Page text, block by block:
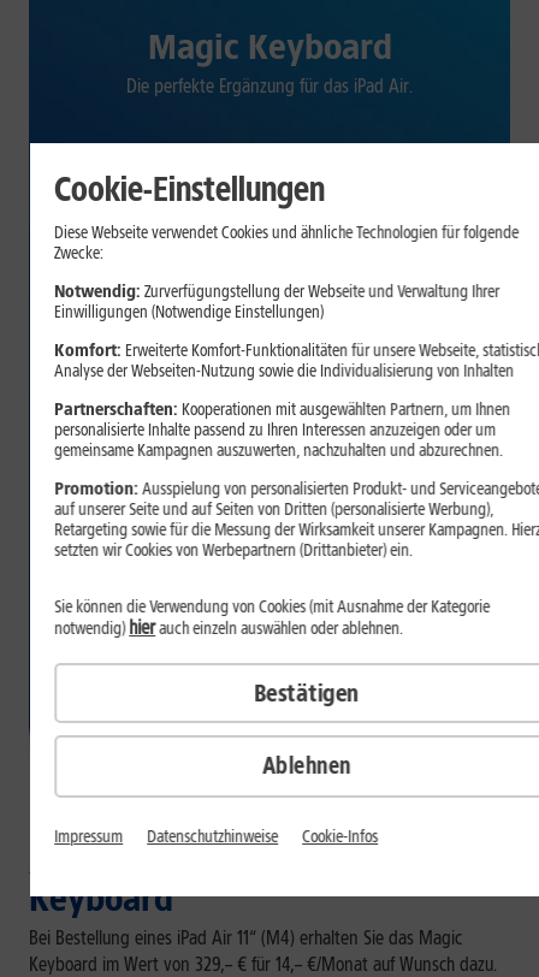
Magic Keyboard
Die perfekte Ergänzung für das iPad Air.
Keyboard
Bei Bestellung eines iPad Air 11“ (M4) erhalten Sie das Magic
Keyboard im Wert von 329,– € für 14,– €/Monat auf Wunsch dazu.
Cookie-Einstellungen
Diese Webseite verwendet Cookies und ähnliche Technologien für folgende
Zwecke:
Notwendig: Zurverfügungstellung der Webseite und Verwaltung Ihrer
Einwilligungen (Notwendige Einstellungen)
Komfort: Erweiterte Komfort-Funktionalitäten für unsere Webseite,
Analyse der Webseiten-Nutzung sowie die Individualisierung von Inhalten
Partnerschaften: Kooperationen mit ausgewählten Partnern, um Ihnen
personalisierte Inhalte passend zu Ihren Interessen anzuzeigen oder um
gemeinsame Kampagnen auszuwerten, nachzuhalten und abzurechnen.
Promotion:Ausspielung von personalisierten Produkt- und
auf unserer Seite und auf Seiten von Dritten (personalisierte Werbung),
Retargeting sowie für die Messung der Wirksamkeit unserer Kampagnen.
setzten wir Cookies von Werbepartnern (Drittanbieter) ein.
Ablehnen
Sie können die Verwendung von Cookies (mit Ausnahme der Kategorie
notwendig) hierauch einzeln auswählen oder ablehnen.
Bestätigen
Impressum Datenschutzhinweise Cookie-Infos